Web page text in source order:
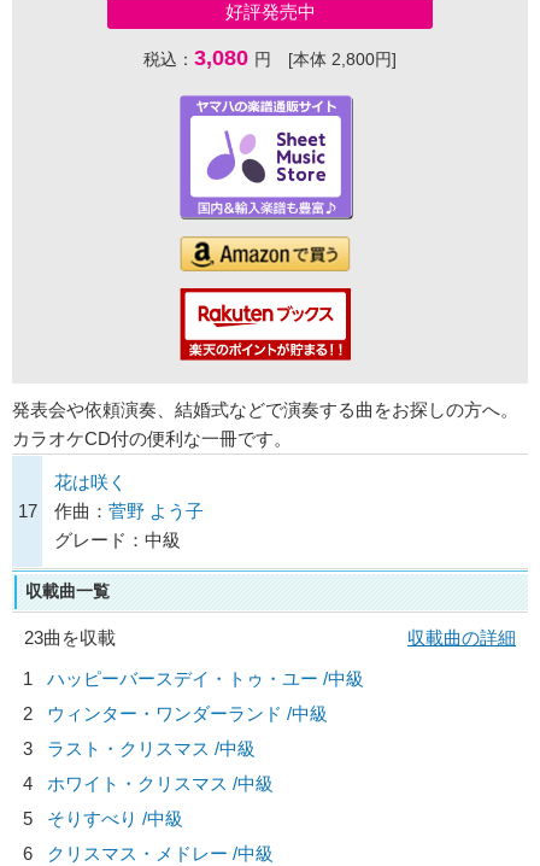
好評発売中
税込： 3,080 円 [本体 2,800円]
発表会や依頼演奏、結婚式などで演奏する曲をお探しの方へ。
カラオケCD付の便利な一冊です。
17
花は咲く
作曲： 菅野 よう子
グレード：中級
収載曲一覧
23曲を収載
収載曲の詳細
1
ハッピーバースデイ・トゥ・ユー /中級
2
ウィンター・ワンダーランド /中級
3
ラスト・クリスマス /中級
4
ホワイト・クリスマス /中級
5
そりすべり /中級
6
クリスマス・メドレー /中級